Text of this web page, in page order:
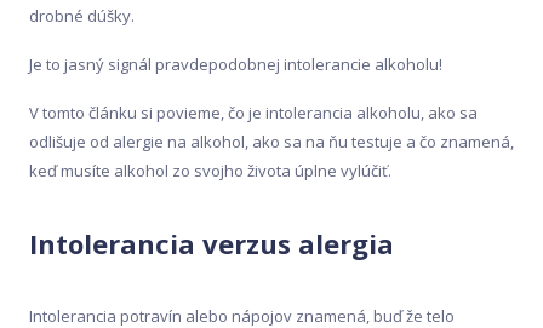
drobné dúšky.
Je to jasný signál pravdepodobnej intolerancie alkoholu!
V tomto článku si povieme, čo je intolerancia alkoholu, ako sa
odlišuje od alergie na alkohol, ako sa na ňu testuje a čo znamená,
keď musíte alkohol zo svojho života úplne vylúčiť.
Intolerancia verzus alergia
Intolerancia potravín alebo nápojov znamená, buď že telo